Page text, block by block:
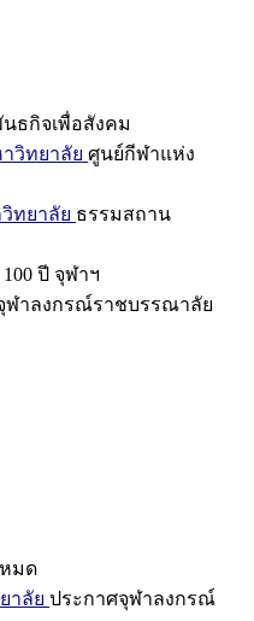
ธกิจเพื่อสังคม
วิทยาลัย ศูนย์กีฬาแห่ง
ทยาลัย ธรรมสถาน
ปี จุฬาฯ
ฬาลงกรณ์ราชบรรณาลัย
มด
าลัย ประกาศจุฬาลงกรณ์